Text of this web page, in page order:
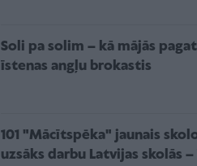
Soli pa solim – kā mājās
īstenas angļu brokastis
101 "Mācītspēka" jaunais
uzsāks darbu Latvijas skolās –